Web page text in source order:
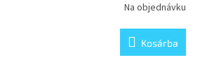
Na objednávku
Kosárba